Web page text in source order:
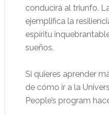
conducirá al triunfo.
ejemplifica la
espíritu
sueños.
Si quieres aprender
de cómo ir a la
People’s program